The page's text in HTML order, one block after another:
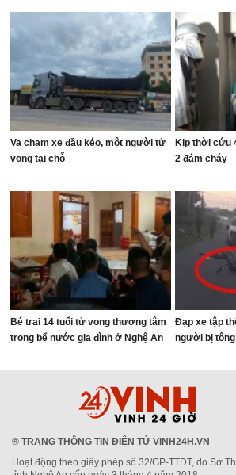
Va chạm xe đầu kéo, một người tử
vong tại chỗ
Kịp thời cứu
2 đám cháy
Bé trai 14 tuổi tử vong thương tâm
trong bể nước gia đình ở Nghệ An
Đạp xe tập
người bị
® TRANG THÔNG TIN ĐIỆN TỬ VINH24H.VN
Hoạt động theo giấy phép số 32/GP-TTĐT, do Sở